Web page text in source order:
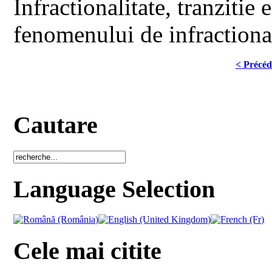
Infractionalitate, tranzitie
fenomenului de
<
Cautare
Language Selection
Cele mai citite